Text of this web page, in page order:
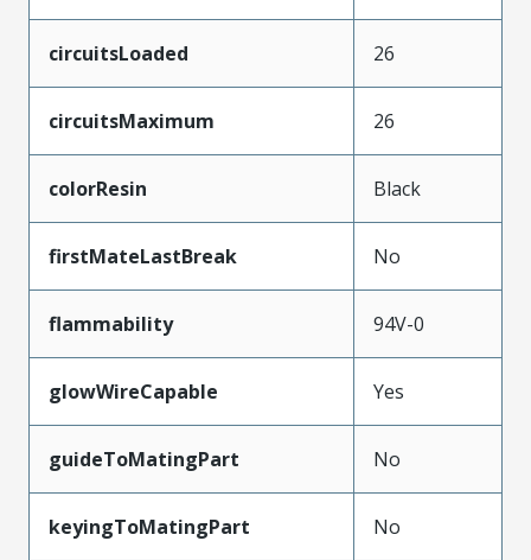
circuitsLoaded 26
circuitsMaximum 26
colorResin Black
firstMateLastBreak No
flammability 94V-0
glowWireCapable Yes
guideToMatingPart No
keyingToMatingPart No